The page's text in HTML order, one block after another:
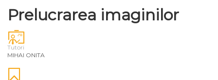
Prelucrarea imaginilor
Tutori
MIHAI ONITA